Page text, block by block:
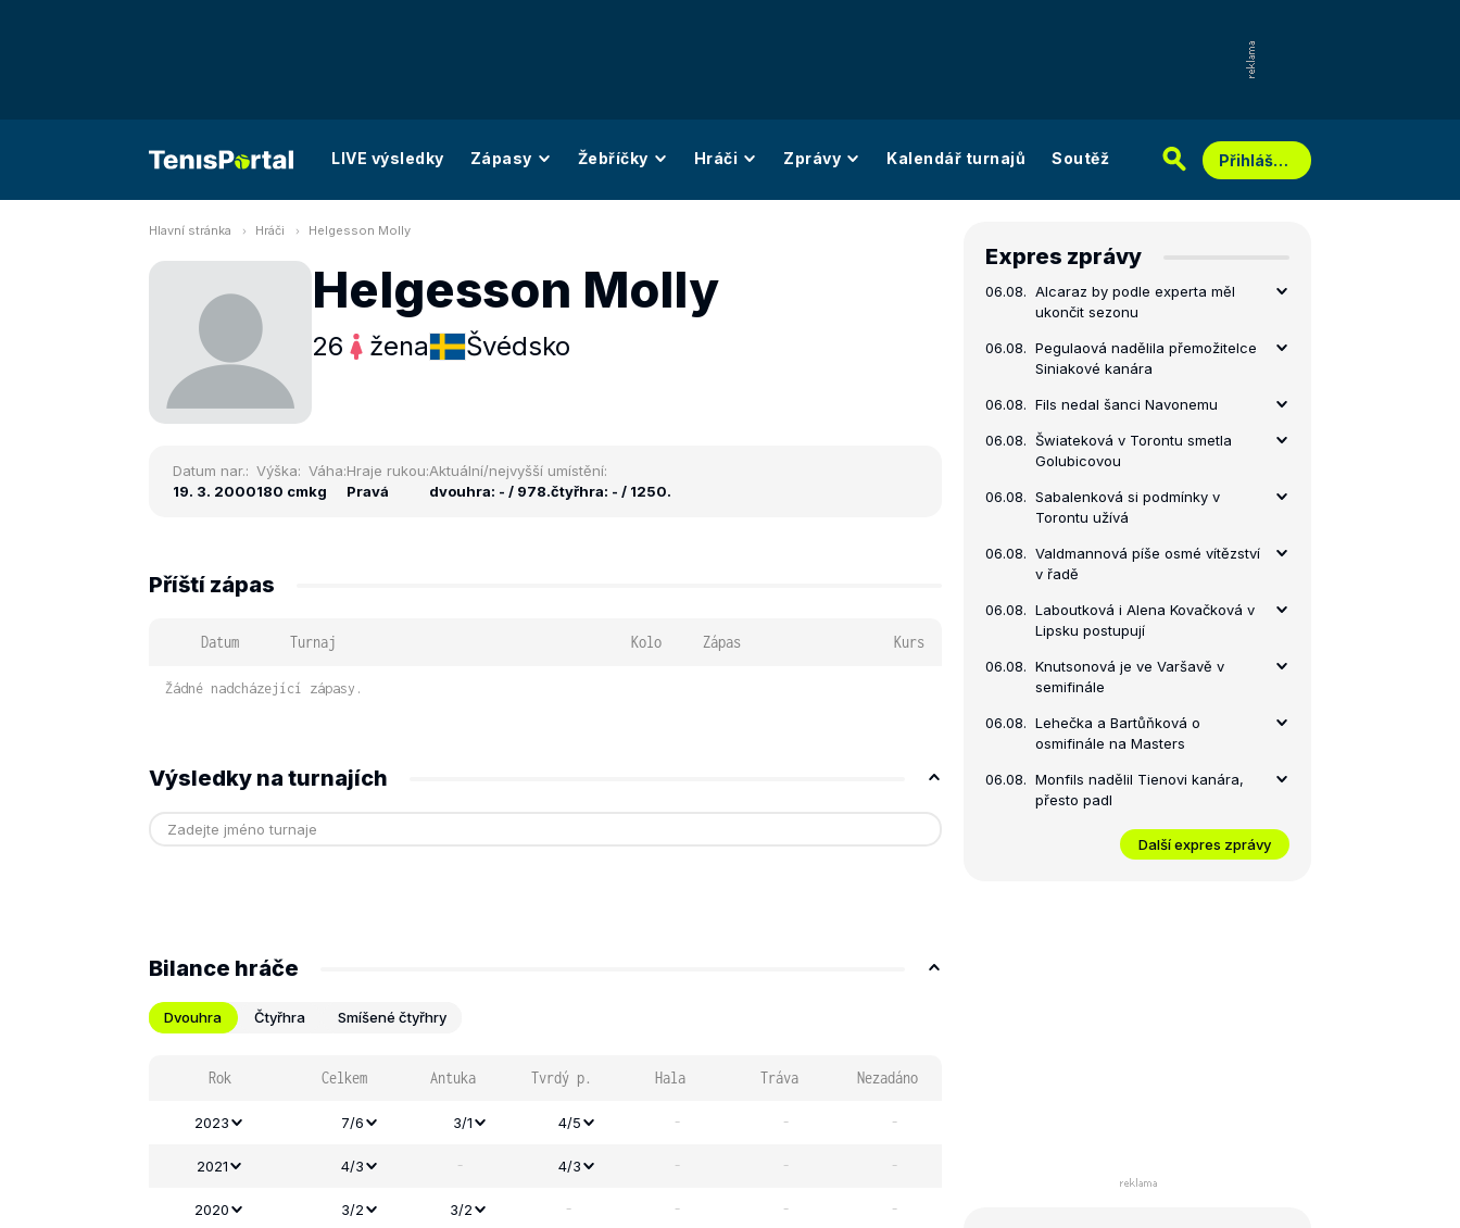
LIVE výsledky Zápasy Žebříčky Hráči Zprávy Kalendář turnajů Soutěž Přihlášení
Hlavní stránka Hráči Helgesson Molly
Helgesson Molly
26 žena Švédsko
Datum nar.:
19. 3. 2000
Výška:
180 cm
Váha:
kg
Hraje rukou:
Pravá
Aktuální/nejvyšší umístění:
dvouhra: - / 978.čtyřhra: - / 1250.
Příští zápas
Datum Turnaj Kolo Zápas Kurs
Žádné nadcházející zápasy.
Výsledky na turnajích
Bilance hráče
Dvouhra Čtyřhra Smíšené čtyřhry
Rok Celkem Antuka Tvrdý p. Hala Tráva Nezadáno
2023 7/6 3/1 4/5 - - -
2021 4/3 - 4/3 - - -
2020 3/2 3/2 - - - -
Expres zprávy
06.08. Alcaraz by podle experta měl
ukončit sezonu
06.08. Pegulaová nadělila přemožitelce
Siniakové kanára
06.08. Fils nedal šanci Navonemu
06.08. Šwiateková v Torontu smetla
Golubicovou
06.08. Sabalenková si podmínky v
Torontu užívá
06.08. Valdmannová píše osmé vítězství
v řadě
06.08. Laboutková i Alena Kovačková v
Lipsku postupují
06.08. Knutsonová je ve Varšavě v
semifinále
06.08. Lehečka a Bartůňková o
osmifinále na Masters
06.08. Monfils nadělil Tienovi kanára,
přesto padl
Další expres zprávy